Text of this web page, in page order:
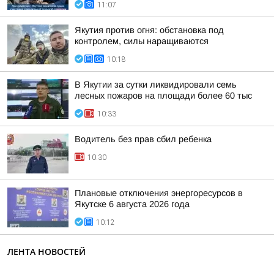
11:07
Якутия против огня: обстановка под
контролем, силы наращиваются
10:18
В Якутии за сутки ликвидировали семь
лесных пожаров на площади более 60 тыс
10:33
Водитель без прав сбил ребенка
10:30
Плановые отключения энергоресурсов в
Якутске 6 августа 2026 года
10:12
ЛЕНТА НОВОСТЕЙ